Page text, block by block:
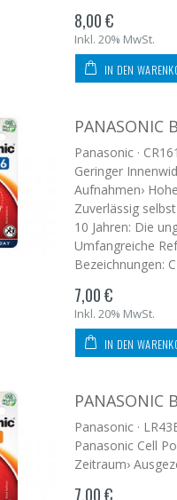
8,00 €
Inkl. 20% MwSt.
IN DEN
PANASONIC
Panasonic ·
Geringer
Aufnahmen›
Zuverlässig
10 Jahren: Die
Umfangreiche
Bezeichnungen:
7,00 €
Inkl. 20% MwSt.
IN DEN
PANASONIC
Panasonic ·
Panasonic Cell
Zeitraum›
7,00 €